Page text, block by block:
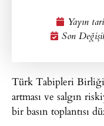
Yayın
Son
Türk Tabipleri Birliği
artması ve salgın
bir basın toplantısı